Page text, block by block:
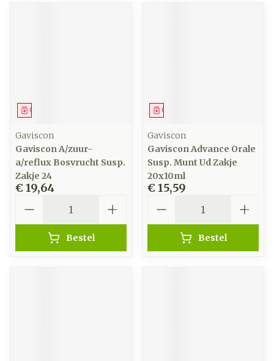
Geneesmiddel
Gaviscon
Gaviscon A/zuur-
a/reflux Bosvrucht Susp.
Zakje 24
€ 19,64
Bestel
Geneesmiddel
Gaviscon
Gaviscon Advance Orale
Susp. Munt Ud Zakje
20x10ml
€ 15,59
Bestel